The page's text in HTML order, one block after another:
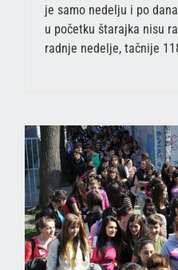
je samo nedelju i po
u početku štarajka nisu
radnje nedelje, tačnije